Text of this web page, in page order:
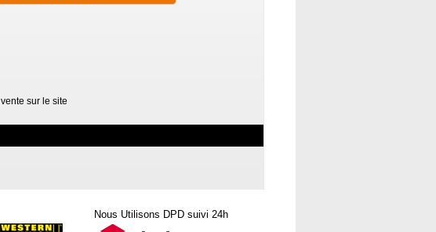
sur le site
Nous Utilisons DPD suivi 24h